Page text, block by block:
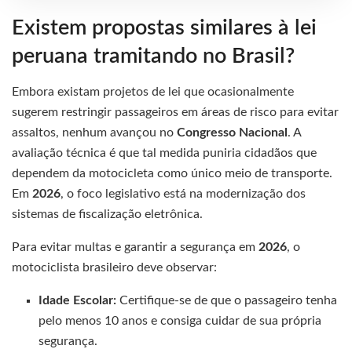
Existem propostas similares à lei
peruana tramitando no Brasil?
Embora existam projetos de lei que ocasionalmente
sugerem restringir passageiros em áreas de risco para evitar
assaltos, nenhum avançou no Congresso Nacional . A
avaliação técnica é que tal medida puniria cidadãos que
dependem da motocicleta como único meio de transporte.
Em 2026, o foco legislativo está na modernização dos
sistemas de fiscalização eletrônica.
Para evitar multas e garantir a segurança em 2026, o
motociclista brasileiro deve observar:
Idade Escolar: Certifique-se de que o passageiro tenha
pelo menos 10 anos e consiga cuidar de sua própria
segurança.